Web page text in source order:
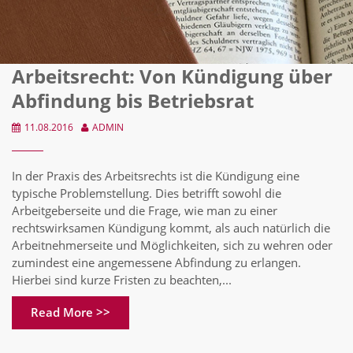
Arbeitsrecht: Von Kündigung über
Abfindung bis Betriebsrat
11.08.2016 ADMIN
In der Praxis des Arbeitsrechts ist die Kündigung eine
typische Problemstellung. Dies betrifft sowohl die
Arbeitgeberseite und die Frage, wie man zu einer
rechtswirksamen Kündigung kommt, als auch natürlich die
Arbeitnehmerseite und Möglichkeiten, sich zu wehren oder
zumindest eine angemessene Abfindung zu erlangen.
Hierbei sind kurze Fristen zu beachten,...
Read More >>